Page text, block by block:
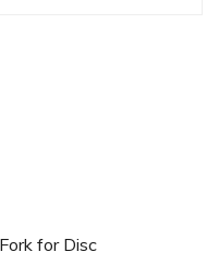
for Disc